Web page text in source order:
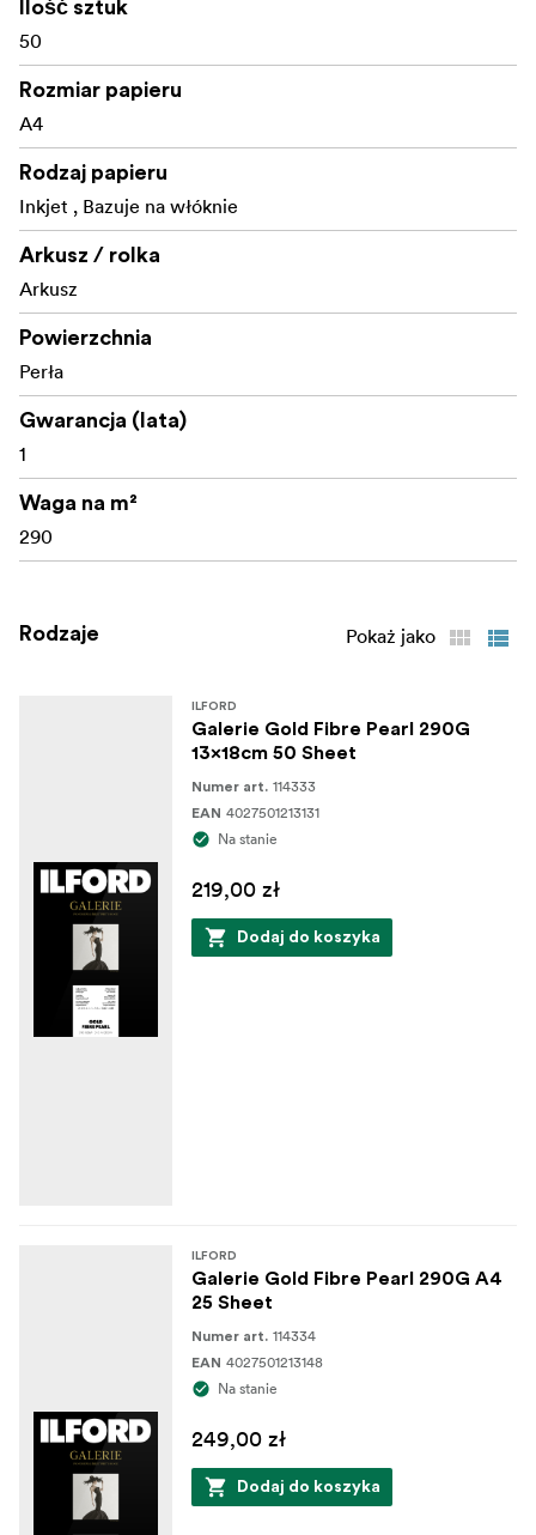
Ilość sztuk
50
Rozmiar papieru
A4
Rodzaj papieru
Inkjet , Bazuje na włóknie
Arkusz / rolka
Arkusz
Powierzchnia
Perła
Gwarancja (lata)
1
Waga na m²
290
Rodzaje Pokaż jako
ILFORD
Galerie Gold Fibre Pearl 290G
13x18cm 50 Sheet
Numer art. 114333
EAN 4027501213131
Na stanie
219,00 zł
Dodaj do koszyka
ILFORD
Galerie Gold Fibre Pearl 290G A4
25 Sheet
Numer art. 114334
EAN 4027501213148
Na stanie
249,00 zł
Dodaj do koszyka